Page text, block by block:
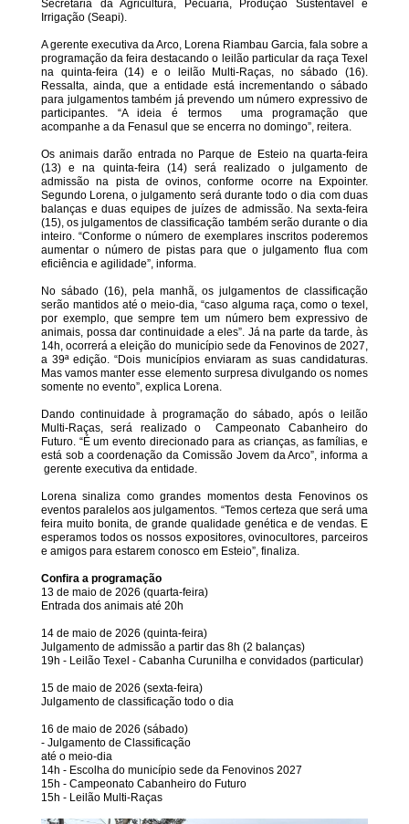
Secretaria da Agricultura, Pecuária, Produção Sustentável e
Irrigação (Seapi).
A gerente executiva da Arco, Lorena Riambau Garcia, fala sobre a
programação da feira destacando o leilão particular da raça Texel
na quinta-feira (14) e o leilão Multi-Raças, no sábado (16).
Ressalta, ainda, que a entidade está incrementando o sábado
para julgamentos também já prevendo um número expressivo de
participantes. “A ideia é termos uma programação que
acompanhe a da Fenasul que se encerra no domingo”, reitera.
Os animais darão entrada no Parque de Esteio na quarta-feira
(13) e na quinta-feira (14) será realizado o julgamento de
admissão na pista de ovinos, conforme ocorre na Expointer.
Segundo Lorena, o julgamento será durante todo o dia com duas
balanças e duas equipes de juízes de admissão. Na sexta-feira
(15), os julgamentos de classificação também serão durante o dia
inteiro. “Conforme o número de exemplares inscritos poderemos
aumentar o número de pistas para que o julgamento flua com
eficiência e agilidade”, informa.
No sábado (16), pela manhã, os julgamentos de classificação
serão mantidos até o meio-dia, “caso alguma raça, como o texel,
por exemplo, que sempre tem um número bem expressivo de
animais, possa dar continuidade a eles”. Já na parte da tarde, às
14h, ocorrerá a eleição do município sede da Fenovinos de 2027,
a 39ª edição. “Dois municípios enviaram as suas candidaturas.
Mas vamos manter esse elemento surpresa divulgando os nomes
somente no evento”, explica Lorena.
Dando continuidade à programação do sábado, após o leilão
Multi-Raças, será realizado o Campeonato Cabanheiro do
Futuro. “É um evento direcionado para as crianças, as famílias, e
está sob a coordenação da Comissão Jovem da Arco”, informa a
gerente executiva da entidade.
Lorena sinaliza como grandes momentos desta Fenovinos os
eventos paralelos aos julgamentos. “Temos certeza que será uma
feira muito bonita, de grande qualidade genética e de vendas. E
esperamos todos os nossos expositores, ovinocultores, parceiros
e amigos para estarem conosco em Esteio”, finaliza.
Confira a programação
13 de maio de 2026 (quarta-feira)
Entrada dos animais até 20h
14 de maio de 2026 (quinta-feira)
Julgamento de admissão a partir das 8h (2 balanças)
19h - Leilão Texel - Cabanha Curunilha e convidados (particular)
15 de maio de 2026 (sexta-feira)
Julgamento de classificação todo o dia
16 de maio de 2026 (sábado)
- Julgamento de Classificação
até o meio-dia
14h - Escolha do município sede da Fenovinos 2027
15h - Campeonato Cabanheiro do Futuro
15h - Leilão Multi-Raças